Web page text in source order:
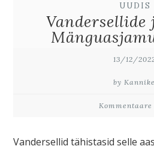
UUDIS
13/12/
by Kannike
Kommentaare
Vandersellid tähistasid selle